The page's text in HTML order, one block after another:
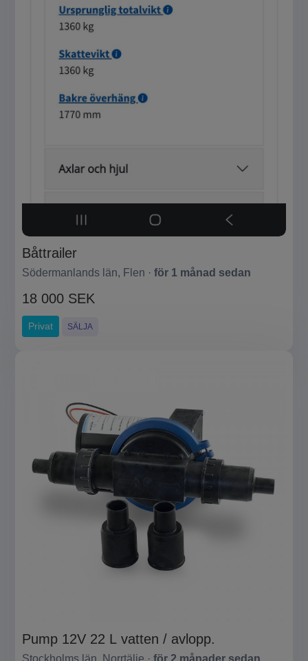
Båttrailer
Södermanlands län, Flen · för 1 månad sedan
18 000 SEK
Privat SÄLJA
Pump 12V 22 L vatten / avlopp.
Stockholms län, Norrtälje · för 2 månader sedan